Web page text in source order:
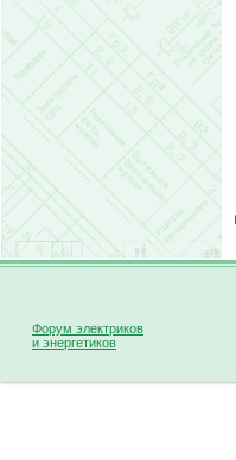
Форум электриков
и энергетиков